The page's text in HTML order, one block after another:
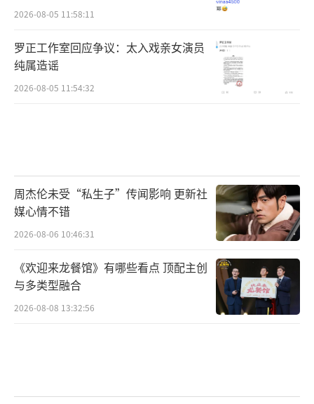
2026-08-05 11:58:11
罗正工作室回应争议：太入戏亲女演员
纯属造谣
2026-08-05 11:54:32
周杰伦未受“私生子”传闻影响 更新社
媒心情不错
2026-08-06 10:46:31
《欢迎来龙餐馆》有哪些看点 顶配主创
与多类型融合
2026-08-08 13:32:56